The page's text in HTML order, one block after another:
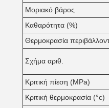
Μοριακό βάρος
Καθαρότητα (%)
Θερμοκρασία
Σχήμα αριθ.
Κριτική πίεση (MPa)
Κριτική θερμοκρασία (°c)